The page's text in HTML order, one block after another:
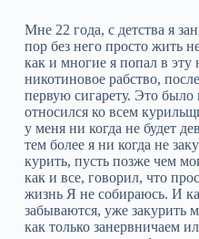
Мне 22 года, с детства я
пор без него просто жить
как и многие я попал в
никотиновое рабство,
первую сигарету. Это
относился ко всем
у меня ни когда не будет
тем более я ни когда не
курить, пусть позже чем
как и все, говорил, что
жизнь Я не собираюсь. И
забываются, уже
как только занервничаем